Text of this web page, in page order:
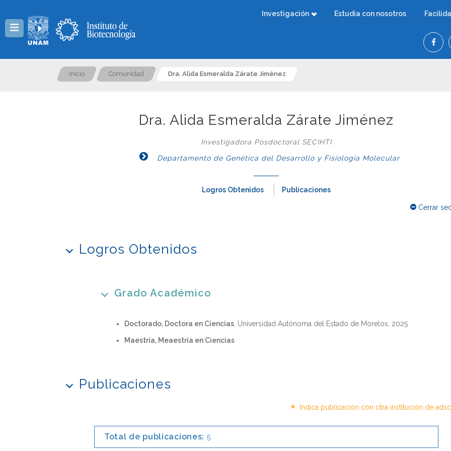
Investigación Estudia con nosotros
Inicio Comunidad Dra. Alida Esmeralda Zárate Jiménez
Dra. Alida Esmeralda Zárate Jiménez
Investigadora Posdoctoral SECIHTI
Departamento de Genética del Desarrollo y Fisiología Molecular
Logros Obtenidos Publicaciones
Cerrar
Logros Obtenidos
Grado Académico
Doctorado, Doctora en Ciencias , Universidad Autónoma del Estado de Morelos, 2025
Maestría, Meaestría en Ciencias
Publicaciones
* Indica publicación con otra institución de
Total de publicaciones: 5